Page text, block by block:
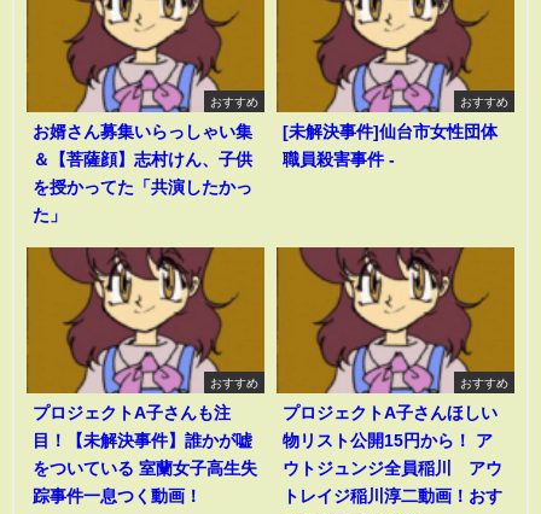
おすすめ
お婿さん募集いらっしゃい集
＆【菩薩顔】志村けん、子供
を授かってた「共演したかっ
た」
おすすめ
[未解決事件]仙台市女性団体
職員殺害事件 -
おすすめ
プロジェクトA子さんも注
目！【未解決事件】誰かが嘘
をついている 室蘭女子高生失
踪事件一息つく動画！
おすすめ
プロジェクトA子さんほしい
物リスト公開15円から！ ア
ウトジュンジ全員稲川 アウ
トレイジ稲川淳二動画！おす